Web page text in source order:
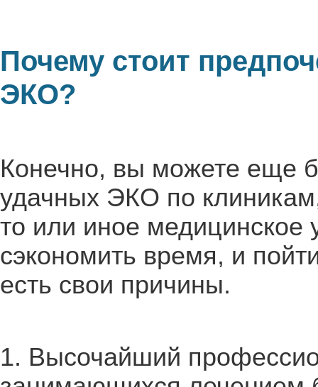
Почему стоит
ЭКО?
Конечно, вы можете еще
удачных ЭКО по
то или иное медицинское
сэкономить время, и
есть свои причины.
1. Высочайший